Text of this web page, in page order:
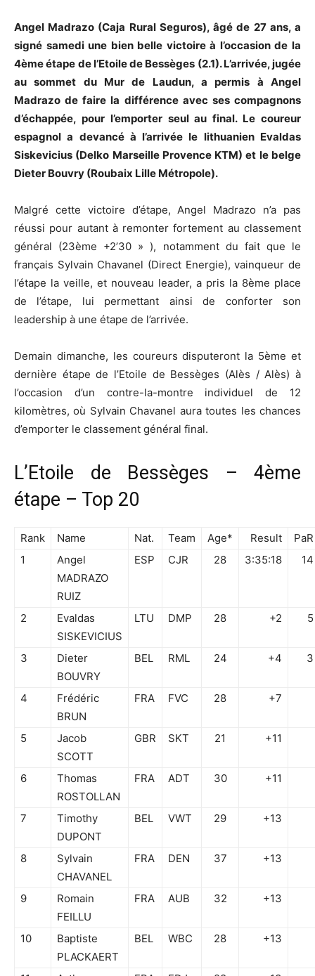
Angel Madrazo (Caja Rural Seguros), âgé de 27 ans, a
signé samedi une bien belle victoire à l’occasion de la
4ème étape de l’Etoile de Bessèges (2.1). L’arrivée, jugée
au sommet du Mur de Laudun, a permis à Angel
Madrazo de faire la différence avec ses compagnons
d’échappée, pour l’emporter seul au final. Le coureur
espagnol a devancé à l’arrivée le lithuanien Evaldas
Siskevicius (Delko Marseille Provence KTM) et le belge
Dieter Bouvry (Roubaix Lille Métropole).
Malgré cette victoire d’étape, Angel Madrazo n’a pas
réussi pour autant à remonter fortement au classement
général (23ème +2’30 » ), notamment du fait que le
français Sylvain Chavanel (Direct Energie), vainqueur de
l’étape la veille, et nouveau leader, a pris la 8ème place
de l’étape, lui permettant ainsi de conforter son
leadership à une étape de l’arrivée.
Demain dimanche, les coureurs disputeront la 5ème et
dernière étape de l’Etoile de Bessèges (Alès / Alès) à
l’occasion d’un contre-la-montre individuel de 12
kilomètres, où Sylvain Chavanel aura toutes les chances
d’emporter le classement général final.
L’Etoile de Bessèges – 4ème
étape – Top 20
Rank Name Nat. Team Age* Result
PaR
1
Angel
MADRAZO
RUIZ
ESP CJR 28 3:35:18 14
2
Evaldas
SISKEVICIUS
LTU DMP 28 +2 5
3
Dieter
BOUVRY
BEL RML 24 +4 3
4
Frédéric
BRUN
FRA FVC 28 +7
5
Jacob
SCOTT
GBR SKT 21 +11
6
Thomas
ROSTOLLAN
FRA ADT 30 +11
7
Timothy
DUPONT
BEL VWT 29 +13
8
Sylvain
CHAVANEL
FRA DEN 37 +13
9
Romain
FEILLU
FRA AUB 32 +13
10
Baptiste
PLACKAERT
BEL WBC 28 +13